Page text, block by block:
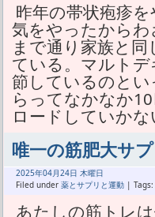
昨年の帯状疱疹
気をやったから
まで通り家族と
ている。マルト
節しているのと
らってなかなか
ロードしていか
唯一の筋肥大サプ
2025年04月24日 木曜日
Filed under 薬とサプリと運動 | Tags:
あたしの筋トレ